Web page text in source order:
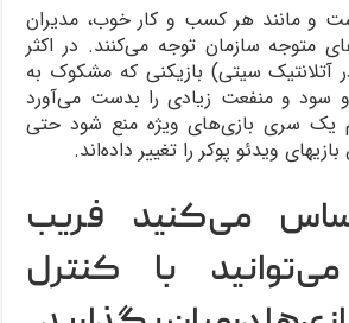
و مانند هر کسب و کار خوب، مدیران
متوجه سازمان توجه می‌کنند. در اکثر
آتلانتیک سیتی) بازیکنی که مشکوک به
سود و منفعت زیادی را بدست می‌آورد
یک سری بازی‌های ویژه منع شود حتی
ویدئو پوکر را تغییر داده‌اند.
می‌کنید فریب
با کنترل